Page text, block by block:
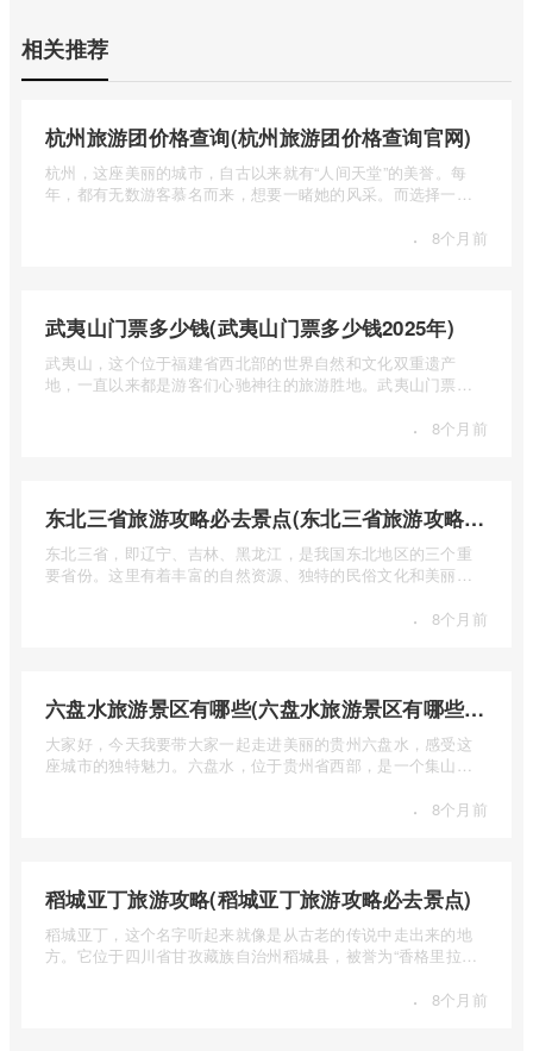
相关推荐
杭州旅游团价格查询(杭州旅游团价格查询官网)
杭州，这座美丽的城市，自古以来就有“人间天堂”的美誉。每
年，都有无数游客慕名而来，想要一睹她的风采。而选择一个
· 8个月前
武夷山门票多少钱(武夷山门票多少钱2025年)
武夷山，这个位于福建省西北部的世界自然和文化双重遗产
地，一直以来都是游客们心驰神往的旅游胜地。武夷山门票多
· 8个月前
东北三省旅游攻略必去景点(东北三省旅游攻略必去景点视频介绍)
东北三省，即辽宁、吉林、黑龙江，是我国东北地区的三个重
要省份。这里有着丰富的自然资源、独特的民俗文化和美丽的
· 8个月前
六盘水旅游景区有哪些(六盘水旅游景区有哪些景点值得去)
大家好，今天我要带大家一起走进美丽的贵州六盘水，感受这
座城市的独特魅力。六盘水，位于贵州省西部，是一个集山水
· 8个月前
稻城亚丁旅游攻略(稻城亚丁旅游攻略必去景点)
稻城亚丁，这个名字听起来就像是从古老的传说中走出来的地
方。它位于四川省甘孜藏族自治州稻城县，被誉为“香格里拉的
· 8个月前